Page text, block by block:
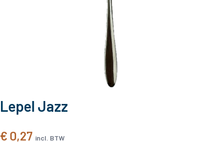
Lepel Jazz
€ 0,27 incl. BTW